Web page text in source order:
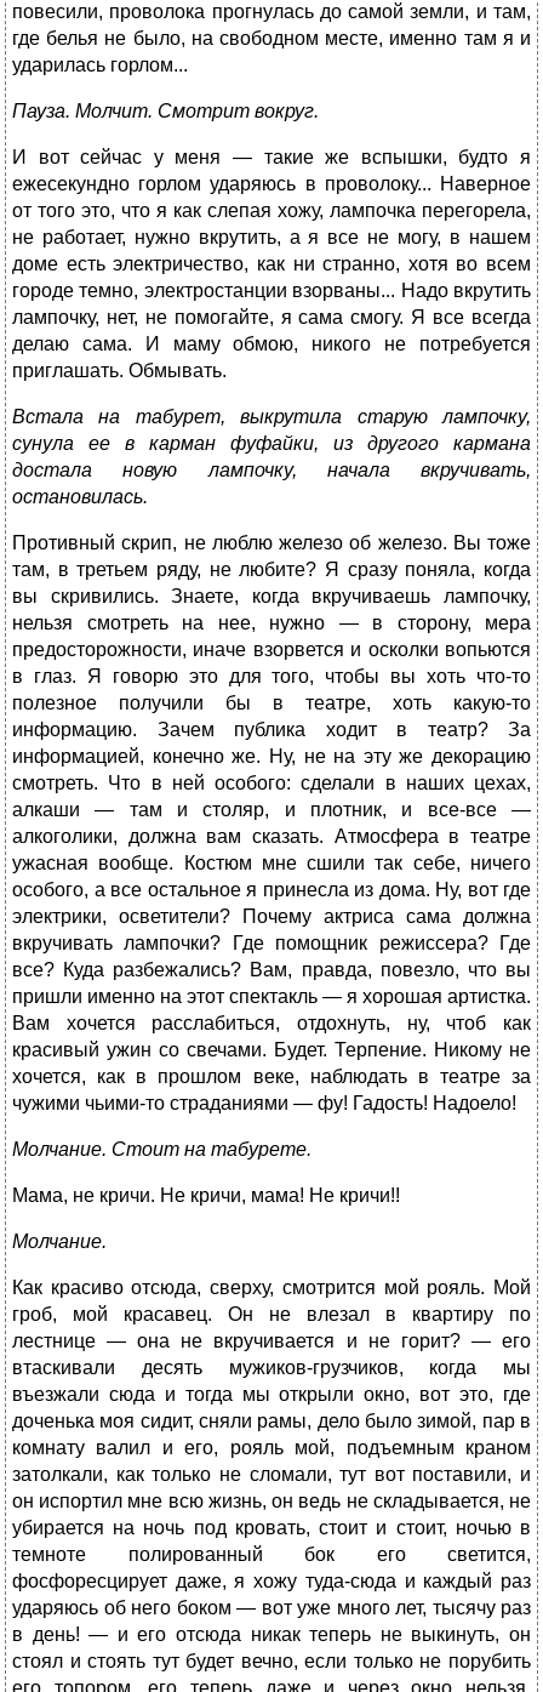
повесили, проволока прогнулась до самой земли, и там,
где белья не было, на свободном месте, именно там я и
ударилась горлом...
Пауза. Молчит. Смотрит вокруг.
И вот сейчас у меня — такие же вспышки, будто я
ежесекундно горлом ударяюсь в проволоку... Наверное
от того это, что я как слепая хожу, лампочка перегорела,
не работает, нужно вкрутить, а я все не могу, в нашем
доме есть электричество, как ни странно, хотя во всем
городе темно, электростанции взорваны... Надо вкрутить
лампочку, нет, не помогайте, я сама смогу. Я все всегда
делаю сама. И маму обмою, никого не потребуется
приглашать. Обмывать.
Встала на табурет, выкрутила старую лампочку,
сунула ее в карман фуфайки, из другого кармана
достала новую лампочку, начала вкручивать,
остановилась.
Противный скрип, не люблю железо об железо. Вы тоже
там, в третьем ряду, не любите? Я сразу поняла, когда
вы скривились. Знаете, когда вкручиваешь лампочку,
нельзя смотреть на нее, нужно — в сторону, мера
предосторожности, иначе взорвется и осколки вопьются
в глаз. Я говорю это для того, чтобы вы хоть что-то
полезное получили бы в театре, хоть какую-то
информацию. Зачем публика ходит в театр? За
информацией, конечно же. Ну, не на эту же декорацию
смотреть. Что в ней особого: сделали в наших цехах,
алкаши — там и столяр, и плотник, и все-все —
алкоголики, должна вам сказать. Атмосфера в театре
ужасная вообще. Костюм мне сшили так себе, ничего
особого, а все остальное я принесла из дома. Ну, вот где
электрики, осветители? Почему актриса сама должна
вкручивать лампочки? Где помощник режиссера? Где
все? Куда разбежались? Вам, правда, повезло, что вы
пришли именно на этот спектакль — я хорошая артистка.
Вам хочется расслабиться, отдохнуть, ну, чтоб как
красивый ужин со свечами. Будет. Терпение. Никому не
хочется, как в прошлом веке, наблюдать в театре за
чужими чьими-то страданиями — фу! Гадость! Надоело!
Молчание. Стоит на табурете.
Мама, не кричи. Не кричи, мама! Не кричи!!
Молчание.
Как красиво отсюда, сверху, смотрится мой рояль. Мой
гроб, мой красавец. Он не влезал в квартиру по
лестнице — она не вкручивается и не горит? — его
втаскивали десять мужиков-грузчиков, когда мы
въезжали сюда и тогда мы открыли окно, вот это, где
доченька моя сидит, сняли рамы, дело было зимой, пар в
комнату валил и его, рояль мой, подъемным краном
затолкали, как только не сломали, тут вот поставили, и
он испортил мне всю жизнь, он ведь не складывается, не
убирается на ночь под кровать, стоит и стоит, ночью в
темноте полированный бок его светится,
фосфоресцирует даже, я хожу туда-сюда и каждый раз
ударяюсь об него боком — вот уже много лет, тысячу раз
в день! — и его отсюда никак теперь не выкинуть, он
стоял и стоять тут будет вечно, если только не порубить